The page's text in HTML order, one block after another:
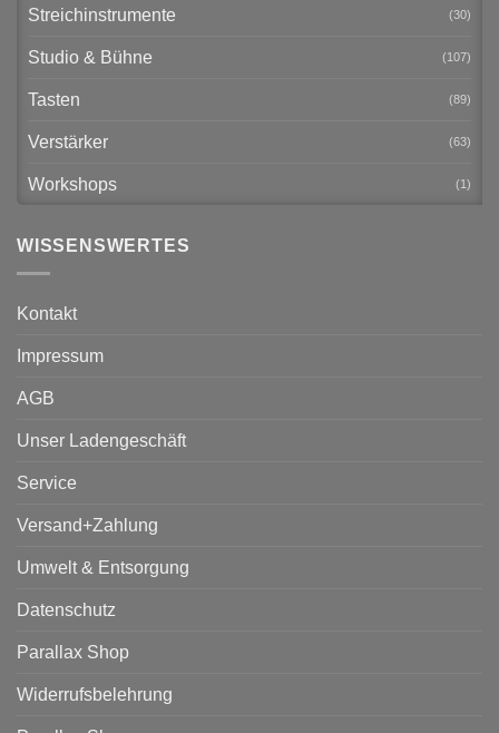
Streichinstrumente (30)
Studio & Bühne (107)
Tasten (89)
Verstärker (63)
Workshops (1)
WISSENSWERTES
Kontakt
Impressum
AGB
Unser Ladengeschäft
Service
Versand+Zahlung
Umwelt & Entsorgung
Datenschutz
Parallax Shop
Widerrufsbelehrung